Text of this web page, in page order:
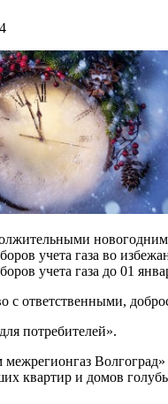
учета газа во
учета газа до 01
с ответственными,
потребителей».
квартир и домов